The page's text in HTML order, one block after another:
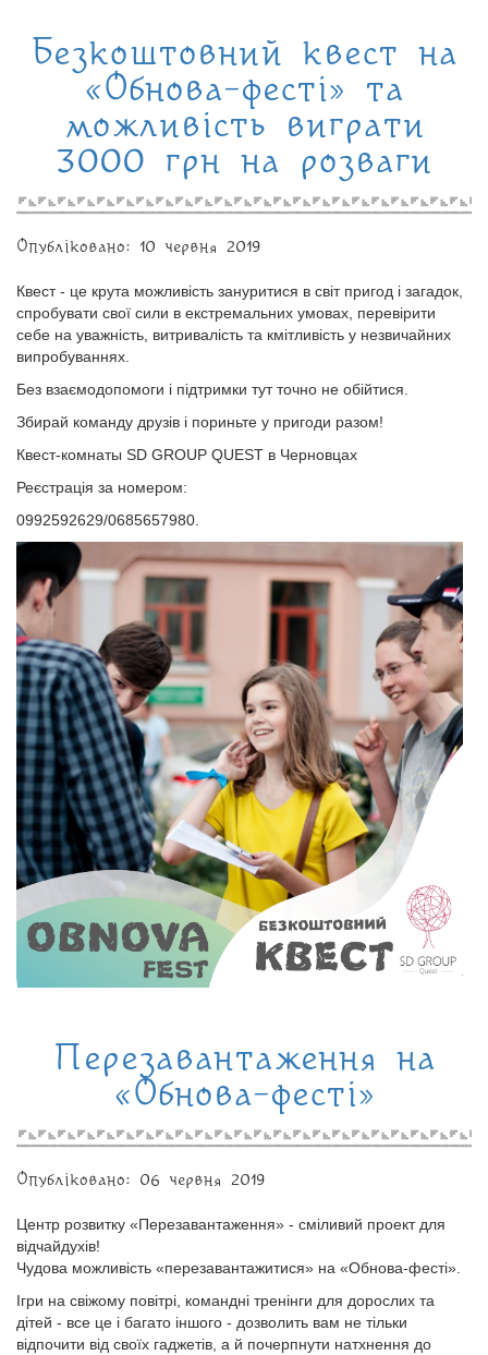
Безкоштовний квест на
«Обнова-фесті» та
можливість виграти
3000 грн на розваги
Опубліковано: 10 червня 2019
Квест - це крута можливість зануритися в світ пригод і загадок,
спробувати свої сили в екстремальних умовах, перевірити
себе на уважність, витривалість та кмітливість у незвичайних
випробуваннях.
Без взаємодопомоги і підтримки тут точно не обійтися.
Збирай команду друзів і пориньте у пригоди разом!
Квест-комнаты SD GROUP QUEST в Черновцах
Реєстрація за номером:
0992592629/0685657980.
Перезавантаження на
«Обнова-фесті»
Опубліковано: 06 червня 2019
Центр розвитку «Перезавантаження» - сміливий проект для
відчайдухів!
Чудова можливість «перезавантажитися» на «Обнова-фесті».
Ігри на свіжому повітрі, командні тренінги для дорослих та
дітей - все це і багато іншого - дозволить вам не тільки
відпочити від своїх гаджетів, а й почерпнути натхнення до